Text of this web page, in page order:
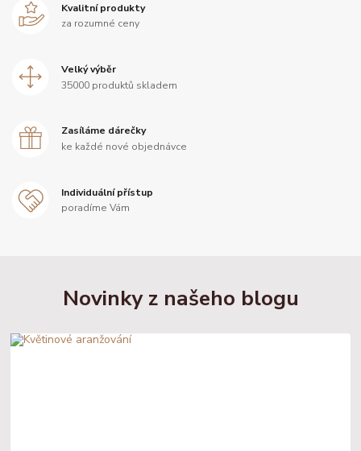
Kvalitní produkty
za rozumné ceny
Velký výběr
35000 produktů skladem
Zasíláme dárečky
ke každé nové objednávce
Individuální přístup
poradíme Vám
Novinky z našeho blogu